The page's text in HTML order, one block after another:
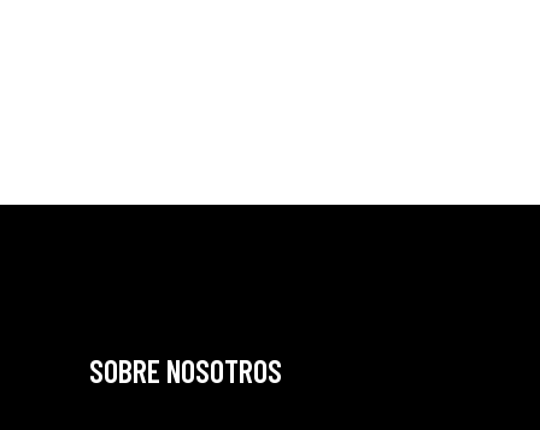
SOBRE NOSOTROS